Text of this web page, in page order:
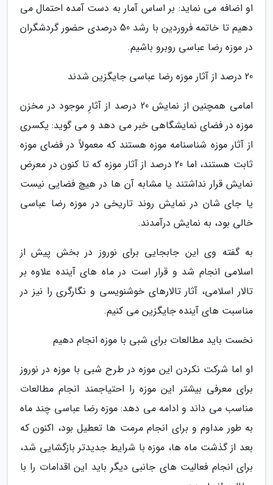
او اضافه می نماید: بر اساس آمار به دست آمده احتمال می
دهیم تا خاتمه فروردین با رشد 50 درصدی حضور گردشگران
در موزه رضا عباسی روبرو باشیم.
20 درصد از آثار موزه رضا عباسی جایگزین شدند
امامی همچنین از نمایش 20 درصد از آثارِ موجود در مخزن
موزه در فضای نمایشگاهی خبر می دهد و می گوید: یکسری
از آثار موزه شناسنامه موزه هستند که معمولاً در فضای موزه
ثابت هستند، اما 20 درصد از آثار موزه که تا کنون در معرض
نمایش قرار نداشتند یا مشابه آن ها در هیچ فضایی نیست
یا جای شان در نمایش روند تاریخی در موزه رضا عباسی
خالی بود، به نمایش درآمدند.
به گفته وی این جابجایی برای نوروز در بخش پیش از
اسلامی انجام شد و قرار است در ماه های آینده علاوه بر
تالار اسلامی، آثار تالارهای خوشنویسی و نگارگری را نیز در
مناسبت های آینده جایگزین می کنیم.
نخست باید مطالعات برای شبی با موزه انجام دهیم
او اما شرکت نکردن این موزه در طرح شبی با موزه در نوروز
برای معرفی بیشتر این موزه را احتیاجمند انجام مطالعات
مناسب می داند و ادامه می دهد: موزه رضا عباسی چند ماه
به طور مداوم و برای انجام مرمت ها تعطیل بود، اکنون که
بعد از گذشت ماه ها، موزه با شرایط جدیدتر بازگشایی شد،
برای انجام فعالیت های جانبی دیگر باید این اقدامات را با